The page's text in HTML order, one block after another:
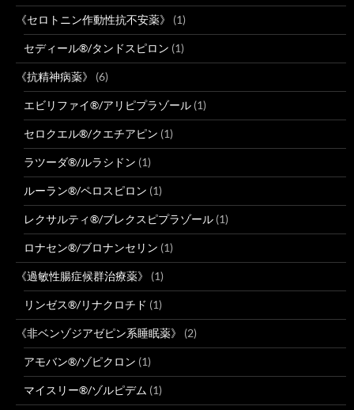
《セロトニン作動性抗不安薬》 (1)
セディール®/タンドスピロン (1)
《抗精神病薬》 (6)
エビリファイ®/アリピプラゾール (1)
セロクエル®/クエチアピン (1)
ラツーダ®/ルラシドン (1)
ルーラン®/ペロスピロン (1)
レクサルティ®/ブレクスピプラゾール (1)
ロナセン®/ブロナンセリン (1)
《過敏性腸症候群治療薬》 (1)
リンゼス®/リナクロチド (1)
《非ベンゾジアゼピン系睡眠薬》 (2)
アモバン®/ゾピクロン (1)
マイスリー®/ゾルピデム (1)